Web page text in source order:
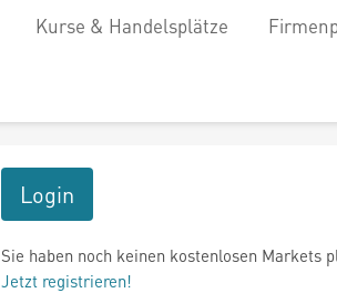
Kurse & Handelsplätze
Login
Sie haben noch keinen kostenlosen Markets
Jetzt registrieren!